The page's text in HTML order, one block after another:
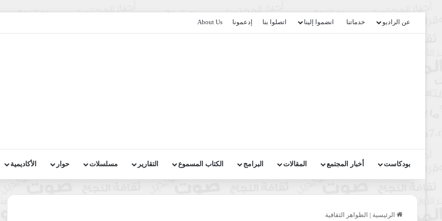
عن الراديو خدماتنا انضموا إلينا اتصلوا بنا إدعمونا About Us
بودكاست أخبار المجتمع المقالات البرامج الكتاب المسموع التقارير مسلسلات حوار الأكاديمية
الرئيسية | الظواهر الثقافية